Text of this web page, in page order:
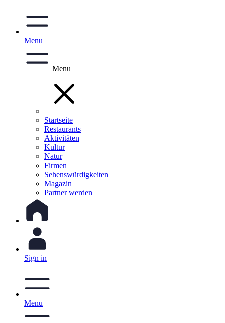
Menu
Menu
Startseite
Restaurants
Aktivitäten
Kultur
Natur
Firmen
Sehenswürdigkeiten
Magazin
Partner werden
Sign in
Menu